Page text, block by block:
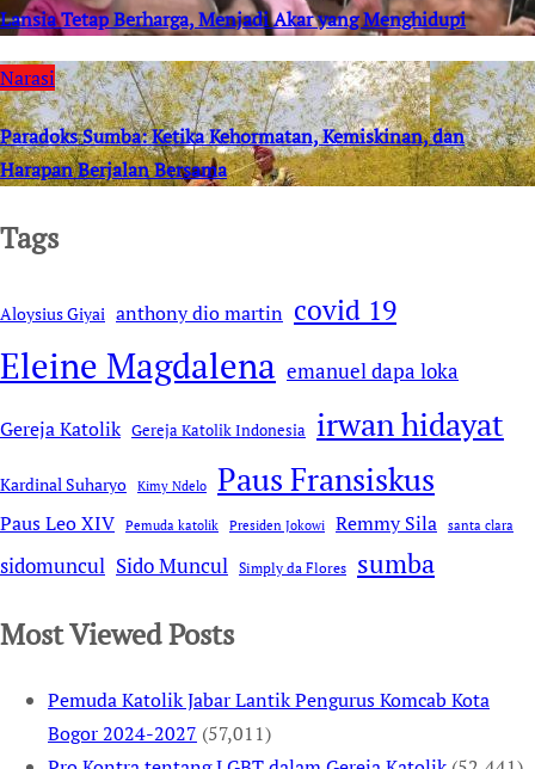
Lansia Tetap Berharga, Menjadi Akar yang Menghidupi
Narasi
Paradoks Sumba: Ketika Kehormatan, Kemiskinan, dan
Harapan Berjalan Bersama
Tags
Aloysius Giyai anthony dio martin covid 19
Eleine Magdalena emanuel dapa loka
Gereja Katolik Gereja Katolik Indonesia irwan hidayat
Kardinal Suharyo Kimy Ndelo Paus Fransiskus
Paus Leo XIV Pemuda katolik Presiden Jokowi Remmy Sila santa clara
sidomuncul Sido Muncul Simply da Flores sumba
Most Viewed Posts
Pemuda Katolik Jabar Lantik Pengurus Komcab Kota
Bogor 2024-2027 (57,011)